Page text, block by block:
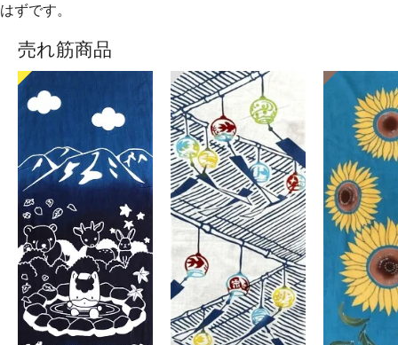
はずです。
売れ筋商品